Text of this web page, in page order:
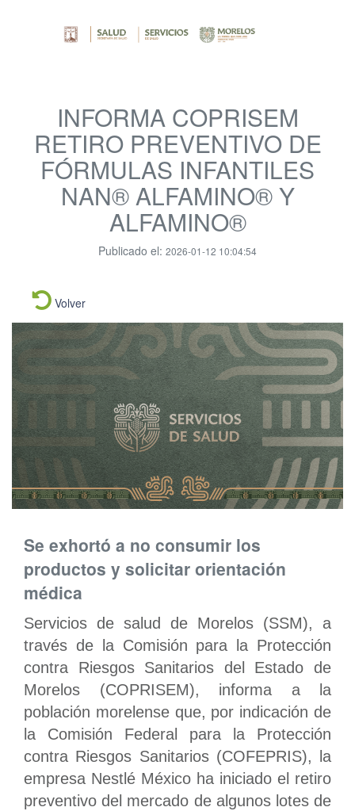
INFORMA COPRISEM
RETIRO PREVENTIVO DE
FÓRMULAS INFANTILES
NAN® ALFAMINO® Y
ALFAMINO®
Publicado el: 2026-01-12 10:04:54
Volver
Se exhortó a no consumir los
productos y solicitar orientación
médica
Servicios de salud de Morelos (SSM), a
través de la Comisión para la Protección
contra Riesgos Sanitarios del Estado de
Morelos (COPRISEM), informa a la
población morelense que, por indicación de
la Comisión Federal para la Protección
contra Riesgos Sanitarios (COFEPRIS), la
empresa Nestlé México ha iniciado el retiro
preventivo del mercado de algunos lotes de